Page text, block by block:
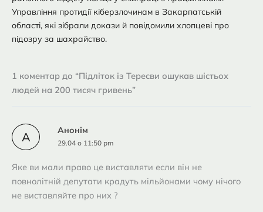
Управління протидії кіберзлочинам в Закарпатській
області, які зібрали докази й повідомили хлопцеві про
підозру за шахрайство.
1 коментар до “Підліток із Тересви ошукав шістьох
людей на 200 тисяч гривень”
А Анонім
29.04 о 11:50 pm
Яке ви мали право це виставляти если він не
повнолітній депутати крадуть мільйонами чому нічого
не виставляйте про них ?